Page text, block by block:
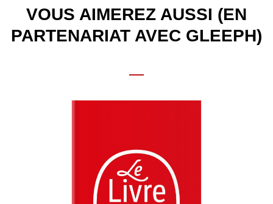
VOUS AIMEREZ AUSSI (EN
PARTENARIAT AVEC GLEEPH)